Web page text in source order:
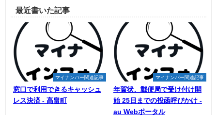
最近書いた記事
マイナンバー関連記事
窓口で利用できるキャッシュ
レス決済 - 高畠町
マイナンバー関連記事
年賀状、郵便局で受け付け開
始 25日までの投函呼びかけ -
au Webポータル